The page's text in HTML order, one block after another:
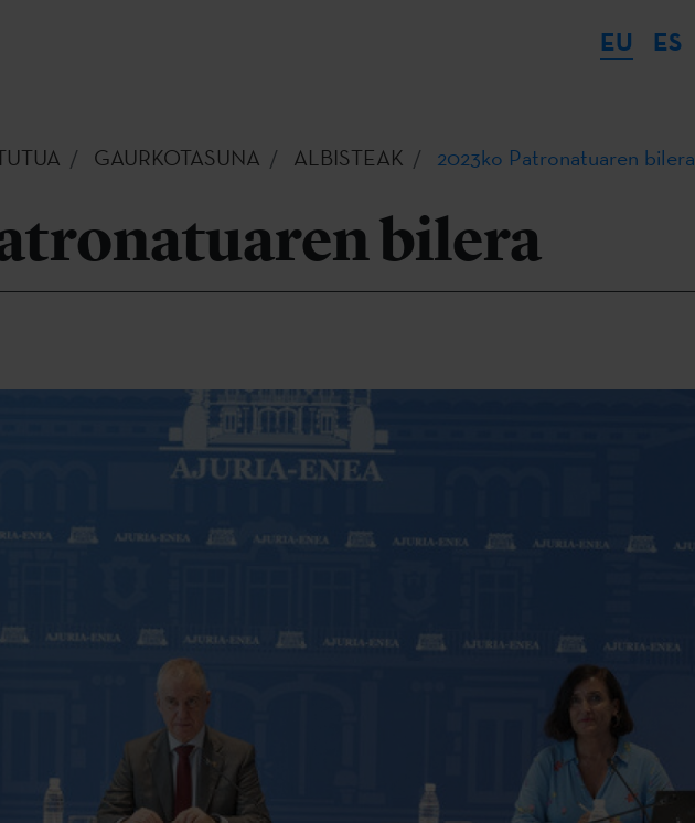
EU ES
GAURKOTASUNA ALBISTEAK 2023ko Patronatuaren bilera
bilera